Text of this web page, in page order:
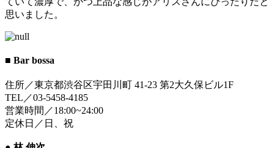
思いました。
■ Bar bossa
住所／東京都渋谷区宇田川町 41-23 第2大久保ビル1F
TEL／03-5458-4185
営業時間／18:00~24:00
定休日／日、祝